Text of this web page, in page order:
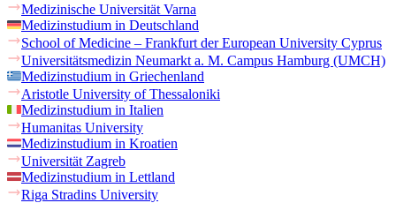
Medizinische Universität Varna
Medizinstudium in Deutschland
School of Medicine – Frankfurt der European University Cyprus
Universitätsmedizin Neumarkt a. M. Campus Hamburg (UMCH)
Medizinstudium in Griechenland
Aristotle University of Thessaloniki
Medizinstudium in Italien
Humanitas University
Medizinstudium in Kroatien
Universität Zagreb
Medizinstudium in Lettland
Riga Stradins University